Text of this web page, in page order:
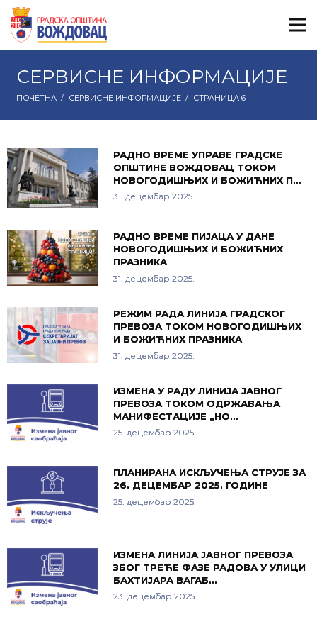
СЕРВИСНЕ ИНФОРМАЦИЈЕ
ПОЧЕТНА / СЕРВИСНЕ ИНФОРМАЦИЈЕ / СТРАНИЦА 6
РАДНО ВРЕМЕ УПРАВЕ ГРАДСКЕ
ОПШТИНЕ ВОЖДОВАЦ ТОКОМ
НОВОГОДИШЊИХ И БОЖИЋНИХ П…
31. децембар 2025.
РАДНО ВРЕМЕ ПИЈАЦА У ДАНЕ
НОВОГОДИШЊИХ И БОЖИЋНИХ
ПРАЗНИКА
31. децембар 2025.
РЕЖИМ РАДА ЛИНИЈА ГРАДСКОГ
ПРЕВОЗА ТОКОМ НОВОГОДИШЊИХ
И БОЖИЋНИХ ПРАЗНИКА
31. децембар 2025.
ИЗМЕНА У РАДУ ЛИНИЈА ЈАВНОГ
ПРЕВОЗА ТОКОМ ОДРЖАВАЊА
МАНИФЕСТАЦИЈЕ „НО…
25. децембар 2025.
ПЛАНИРАНА ИСКЉУЧЕЊА СТРУЈЕ ЗА
26. ДЕЦЕМБАР 2025. ГОДИНЕ
25. децембар 2025.
ИЗМЕНА ЛИНИЈА ЈАВНОГ ПРЕВОЗА
ЗБОГ ТРЕЋЕ ФАЗЕ РАДОВА У УЛИЦИ
БАХТИЈАРА ВАГАБ…
23. децембар 2025.